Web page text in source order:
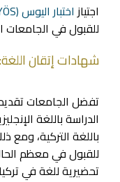
اجتيازاختبار اليوس (YÖS)
للقبول في الجامعات
شهادات إتقان اللغة:
باللغة التركية،
للقبول في معظم
تحضيرية للغة في